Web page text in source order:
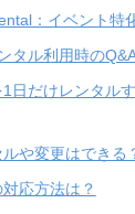
：イベント特
タル利用時の
日だけレンタル
や変更はできる
応方法は？